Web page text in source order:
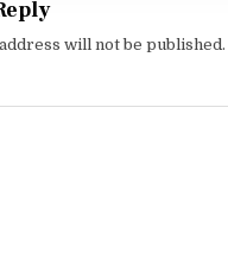
will not be published.